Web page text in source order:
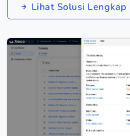
Lihat Solusi Lengkap